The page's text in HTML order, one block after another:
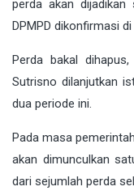
perda akan
DPMPD dikonfirmasi
Perda bakal
Sutrisno dilanjutkan
dua periode ini.
Pada masa
akan dimunculkan
dari sejumlah perda